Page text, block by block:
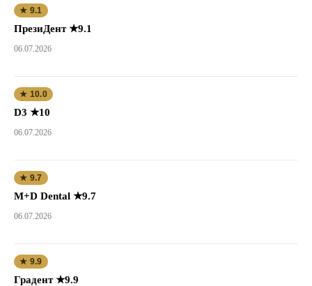
★ 9.1
ПрезиДент ★9.1
06.07.2026
★ 10.0
D3 ★10
06.07.2026
★ 9.7
M+D Dental ★9.7
06.07.2026
★ 9.9
Градент ★9.9